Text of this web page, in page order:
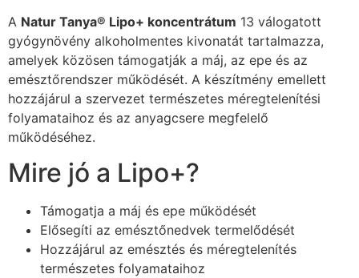
A Natur Tanya® Lipo+ koncentrátum 13 válogatott
gyógynövény alkoholmentes kivonatát tartalmazza,
amelyek közösen támogatják a máj, az epe és az
emésztőrendszer működését. A készítmény emellett
hozzájárul a szervezet természetes méregtelenítési
folyamataihoz és az anyagcsere megfelelő
működéséhez.
Mire jó a Lipo+?
Támogatja a máj és epe működését
Elősegíti az emésztőnedvek termelődését
Hozzájárul az emésztés és méregtelenítés
természetes folyamataihoz